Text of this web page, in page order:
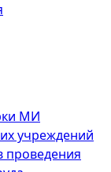
МИ
учреждений
проведения